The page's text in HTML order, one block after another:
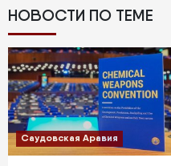
НОВОСТИ ПО ТЕМЕ
Саудовская Аравия